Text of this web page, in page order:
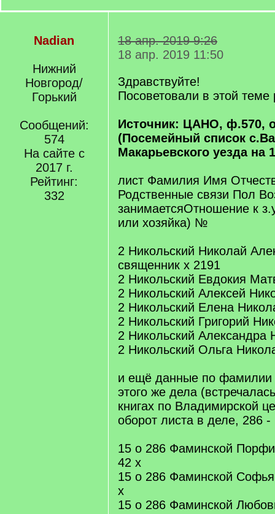
Nadian
Нижний
Новгород/
Горький
Сообщений:
574
На сайте с
2017 г.
Рейтинг:
332
18 апр. 2019 9:26
18 апр. 2019 11:50
Здравствуйте!
Посоветовали в этой теме
Источник: ЦАНО, ф.570,
(Посемейный список
Макарьевского уезда на
лист Фамилия Имя
Родственные связи Пол
занимаетсяОтношение к
или хозяйка) №
2 Никольский Николай
священник х 2191
2 Никольский Евдокия
2 Никольский Алексей
2 Никольский Елена
2 Никольский Григорий
2 Никольский Александра
2 Никольский Ольга
и ещё данные по фамилии
этого же дела
книгах по Владимирской
оборот листа в деле, 286
15 о 286 Фаминской
42 х
15 о 286 Фаминской
х
15 о 286 Фаминской